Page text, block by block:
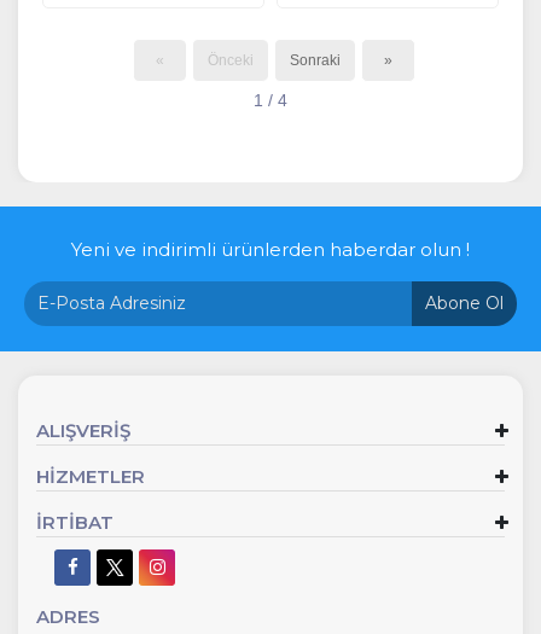
« Önceki Sonraki »
1 / 4
Yeni ve indirimli ürünlerden haberdar olun !
Abone Ol
ALIŞVERİŞ
HİZMETLER
İRTİBAT
ADRES